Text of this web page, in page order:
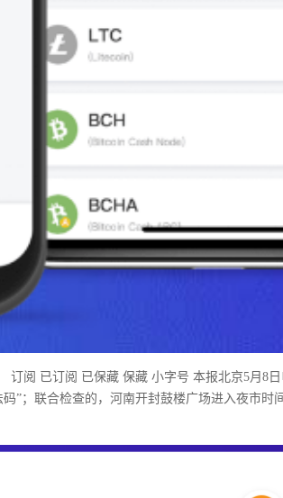
阅 已订阅 已保藏 保藏 小字号 本报北京5月8
”；联合检查的，河南开封鼓楼广场进入夜市时